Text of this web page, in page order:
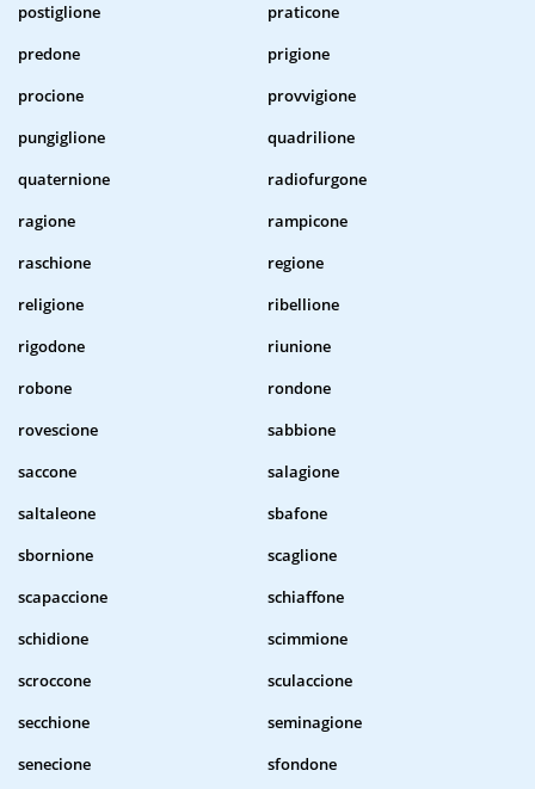
postiglione
praticone
predone
prigione
procione
provvigione
pungiglione
quadrilione
quaternione
radiofurgone
ragione
rampicone
raschione
regione
religione
ribellione
rigodone
riunione
robone
rondone
rovescione
sabbione
saccone
salagione
saltaleone
sbafone
sbornione
scaglione
scapaccione
schiaffone
schidione
scimmione
scroccone
sculaccione
secchione
seminagione
senecione
sfondone